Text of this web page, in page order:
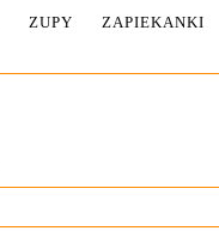
ZUPY ZAPIEKANKI